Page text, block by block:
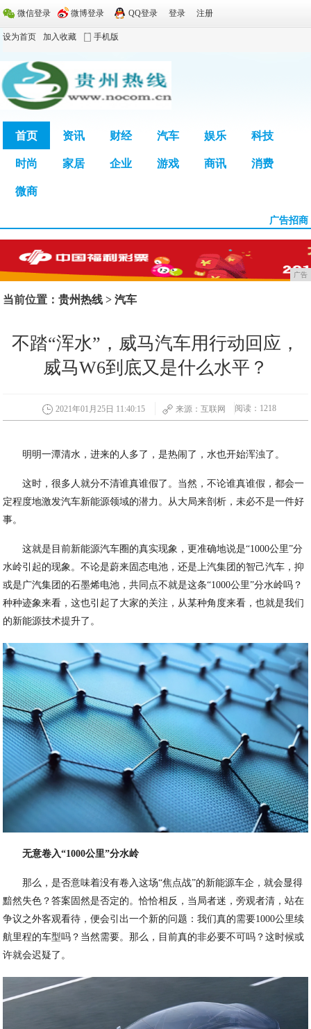
微信登录 微博登录 QQ登录 登录 注册
设为首页 加入收藏 手机版
首页 资讯 财经 汽车 娱乐 科技
时尚 家居 企业 游戏 商讯 消费
微商
广告招商
广告
当前位置：贵州热线 >汽车
不踏“浑水”，威马汽车用行动回应，
威马W6到底又是什么水平？
2021年01月25日 11:40:15 来源：互联网 阅读：1218
明明一潭清水，进来的人多了，是热闹了，水也开始浑浊了。
这时，很多人就分不清谁真谁假了。当然，不论谁真谁假，都会一
定程度地激发汽车新能源领域的潜力。从大局来剖析，未必不是一件好
事。
这就是目前新能源汽车圈的真实现象，更准确地说是“1000公里”分
水岭引起的现象。不论是蔚来固态电池，还是上汽集团的智己汽车，抑
或是广汽集团的石墨烯电池，共同点不就是这条“1000公里”分水岭吗？
种种迹象来看，这也引起了大家的关注，从某种角度来看，也就是我们
的新能源技术提升了。
无意卷入“1000公里”分水岭
那么，是否意味着没有卷入这场“焦点战”的新能源车企，就会显得
黯然失色？答案固然是否定的。恰恰相反，当局者迷，旁观者清，站在
争议之外客观看待，便会引出一个新的问题：我们真的需要1000公里续
航里程的车型吗？当然需要。那么，目前真的非必要不可吗？这时候或
许就会迟疑了。